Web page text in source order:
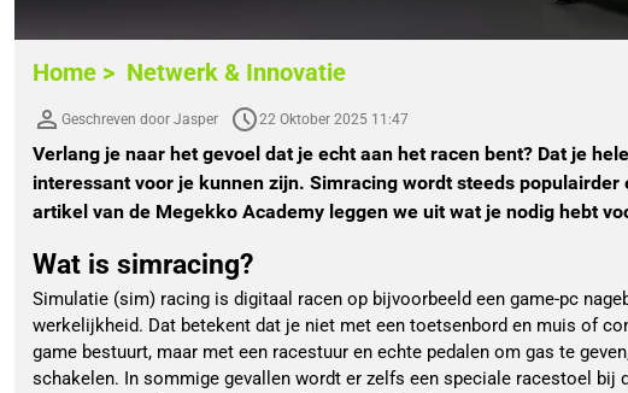
Home > Netwerk & Innovatie
Geschreven door Jasper 22 Oktober 2025 11:47
Verlang je naar het gevoel dat je echt aan het racen bent? Dat je
interessant voor je kunnen zijn. Simracing wordt steeds
artikel van de Megekko Academy leggen we uit wat je nodig hebt
Wat is simracing?
Simulatie (sim) racing is digitaal racen op bijvoorbeeld een game-pc
werkelijkheid. Dat betekent dat je niet met een toetsenbord en muis of
game bestuurt, maar met een racestuur en echte pedalen om gas te
schakelen. In sommige gevallen wordt er zelfs een speciale racestoel bij